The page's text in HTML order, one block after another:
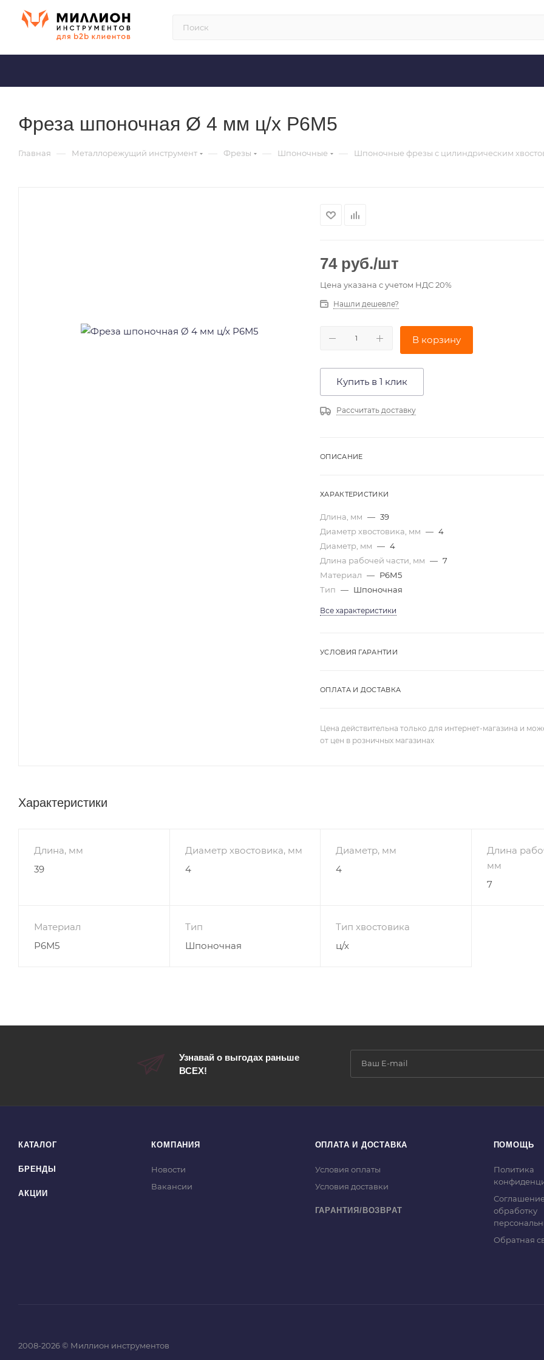
Фреза шпоночная Ø 4 мм ц/х Р6М5
Главная — Металлорежущий инструмент — Фрезы — Шпоночные — Шпоночные фрезы с цилиндрическим
74руб./шт
Цена указана с учетом НДС 20%
Нашли дешевле?
В корзину
Купить в 1 клик
Рассчитать доставку
ОПИСАНИЕ
ХАРАКТЕРИСТИКИ
Длина, мм — 39
Диаметр хвостовика, мм — 4
Диаметр, мм — 4
Длина рабочей части, мм — 7
Материал — Р6М5
Тип — Шпоночная
Все характеристики
УСЛОВИЯ ГАРАНТИИ
ОПЛАТА И ДОСТАВКА
Цена действительна только для интернет-магазина и
от цен в розничных магазинах
Характеристики
Длина, мм
39
Диаметр хвостовика, мм
4
Диаметр, мм
4
Длина
мм
7
Материал
Р6М5
Тип
Шпоночная
Тип хвостовика
ц/х
Узнавай о выгодах раньше
ВСЕХ!
КАТАЛОГ
БРЕНДЫ
АКЦИИ
КОМПАНИЯ
Новости
Вакансии
ОПЛАТА И ДОСТАВКА
Условия оплаты
Условия доставки
ГАРАНТИЯ/ВОЗВРАТ
ПОМОЩЬ
Политика
обработку
Обратная
2008-2026 © Миллион инструментов